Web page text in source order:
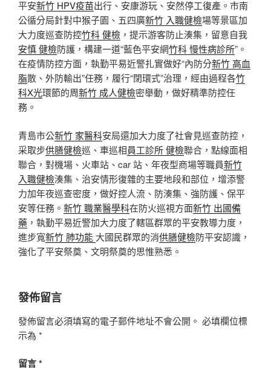
平安新竹 HPV疫苗出行、安康游玩、安然停工復產。市南
公循分局針對中猴子園、五四廣新竹 入職健檢場等景區加
大力度巡查防控竹科 健檢 ，提示游客防止湊集，留意自我
安慎 健檢防護，構建一道“藍色平安網竹科 慢性病診所”。
在疫情防控方面，執勤平易近警扎實做好“內防分新竹 高血
脂散、外防輸出”任務，履行“閉環式”治理，經由過程各竹
科X光環節的周新竹 成人健檢密舉動，做好精準防控任
務。
青島市公新竹 家醫科安局還加大力度了社會見巡查防控，
采取步供膳健檢巡、車巡相員工診所 健檢聯合，點線面相
聯合，對機場、火車站、car 站、年夜型商場等職員新竹
入職健檢湊集、治安情形復雜的主要地段和部位，增添警
力加年夜巡查密度，做好控人流、防湊集、強防護、保平
安等任務。 新竹 職業醫學科在防火巡視方面新竹 出國備
藥 ，執勤平易近警加大力度了轄區群眾的平安教導力度，
進步寬新竹 肺功能 大國民群眾的消供膳健檢防平安認識，
強化了平安祭奠、文明祭奠的思惟熟悉。
發佈留言
發佈留言必須填寫的電子郵件地址不會公開。 必填欄位標
示為 *
留言*